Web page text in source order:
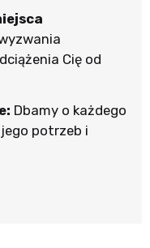
Cię od
Dbamy o każdego
potrzeb i